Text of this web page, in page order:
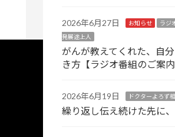
2026年6月27日 お知らせ
ラジ
発展途上人
がんが教えてくれた、自
き方【ラジオ番組のご案内
2026年6月19日 ドクターよろず
繰り返し伝え続けた先に